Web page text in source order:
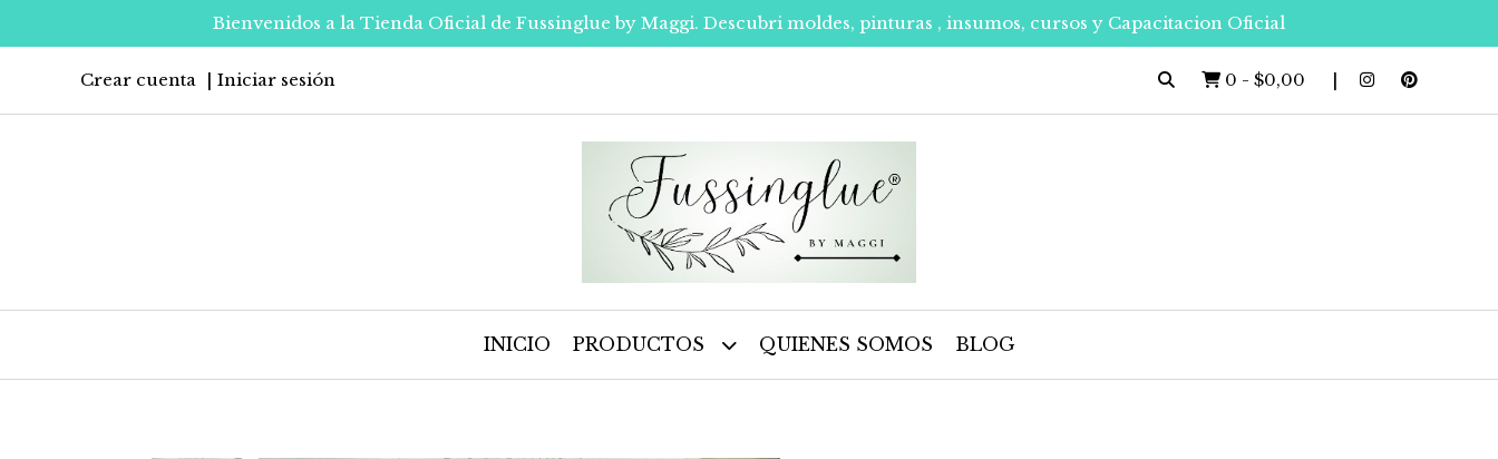
Bienvenidos a la Tienda Oficial de Fussinglue by Maggi. Descubri moldes, pinturas , insumos, cursos y Capacitacion Oficial
Crear cuenta Iniciar sesión 0 - $0,00
INICIO PRODUCTOS QUIENES SOMOS BLOG